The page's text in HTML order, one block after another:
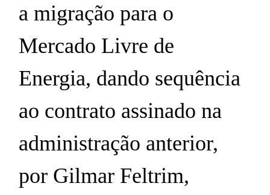
a migração para o
Mercado Livre de
Energia, dando sequência
ao contrato assinado na
administração anterior,
por Gilmar Feltrim,